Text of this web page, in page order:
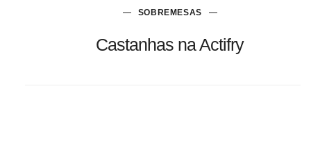
SOBREMESAS
Castanhas na Actifry